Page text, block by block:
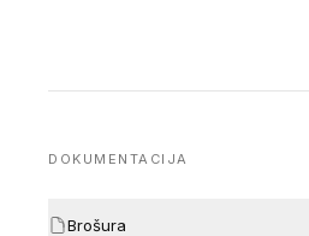
DOKUMENTACIJA
Brošura